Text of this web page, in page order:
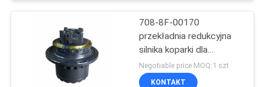
708-8F-00170
przekładnia redukcyjna
silnika koparki dla
Komatsu PC200-6
Negotiable price MOQ:1 szt
KONTAKT